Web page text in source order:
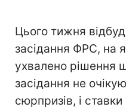
Цього тижня
засідання ФРС, на
ухвалено рішення
засідання не
сюрпризів, і